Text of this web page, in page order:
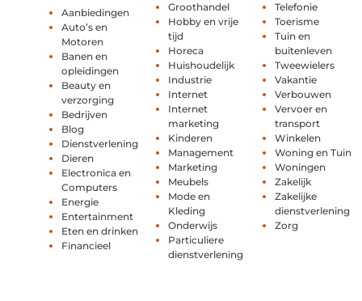
Aanbiedingen
Auto’s en
Motoren
Banen en
opleidingen
Beauty en
verzorging
Bedrijven
Blog
Dienstverlening
Dieren
Electronica en
Computers
Energie
Entertainment
Eten en drinken
Financieel
Groothandel
Hobby en vrije
tijd
Horeca
Huishoudelijk
Industrie
Internet
Internet
marketing
Kinderen
Management
Marketing
Meubels
Mode en
Kleding
Onderwijs
Particuliere
dienstverlening
Telefonie
Toerisme
Tuin en
buitenleven
Tweewielers
Vakantie
Verbouwen
Vervoer en
transport
Winkelen
Woning en Tuin
Woningen
Zakelijk
Zakelijke
dienstverlening
Zorg